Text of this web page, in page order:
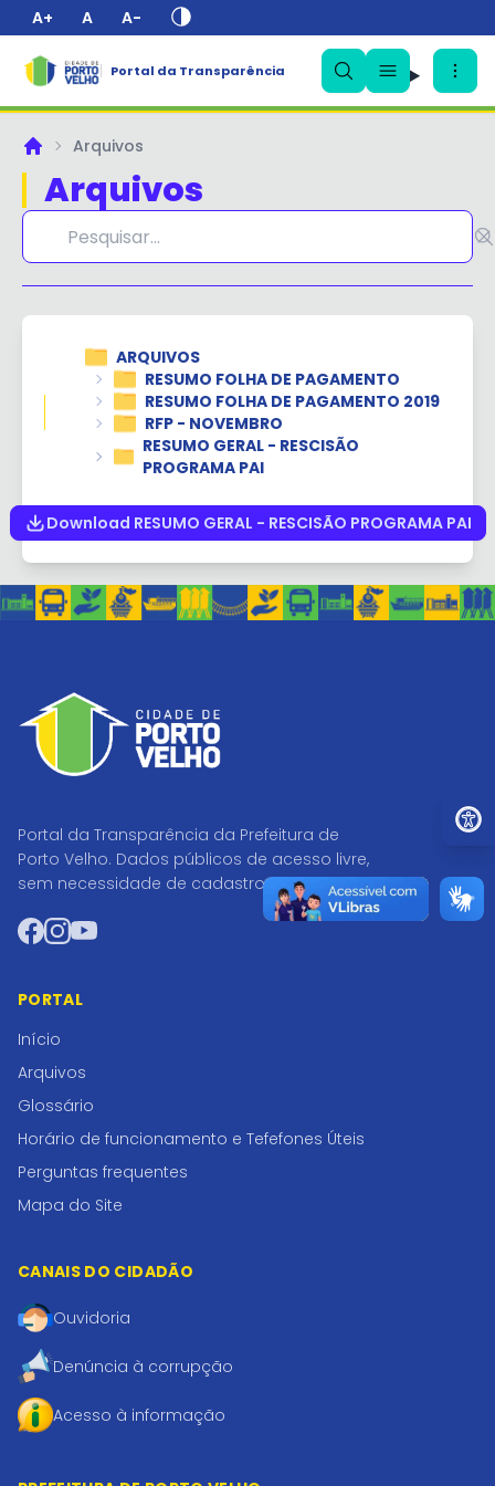
A+ A A-
Portal da Transparência
PrincipalArquivos
Arquivos
ARQUIVOS
RESUMO FOLHA DE PAGAMENTO
RESUMO FOLHA DE PAGAMENTO 2019
RFP - NOVEMBRO
RESUMO GERAL - RESCISÃO
PROGRAMA PAI
Download RESUMO GERAL - RESCISÃO PROGRAMA PAI
Portal da Transparência da Prefeitura de
Porto Velho. Dados públicos de acesso livre,
sem necessidade de cadastro.
Facebook
Instagram
YouTube
PORTAL
Início
Arquivos
Glossário
Horário de funcionamento e Tefefones Úteis
Perguntas frequentes
Mapa do Site
CANAIS DO CIDADÃO
Ouvidoria
Denúncia à corrupção
Acesso à informação
✕
Ir